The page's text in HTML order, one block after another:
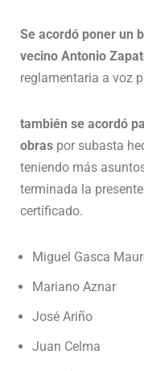
Se acordó poner un
vecino Antonio
reglamentaria a voz
también se acordó
obras por subasta
teniendo más
terminada la
certificado.
Miguel Gasca
Mariano Aznar
José Ariño
Juan Celma